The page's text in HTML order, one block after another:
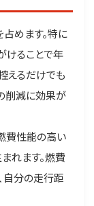
めます。特に
けることで年
えるだけでも
削減に効果が
費性能の高い
れます。燃費
自分の走行距